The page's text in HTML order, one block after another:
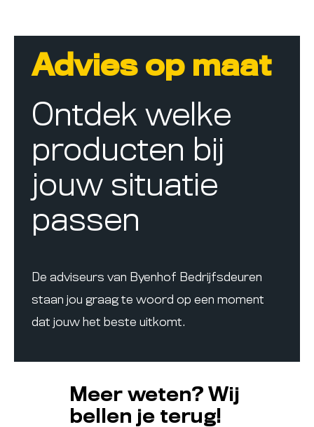
Advies op maat
Ontdek welke
producten bij
jouw situatie
passen
De adviseurs van Byenhof Bedrijfsdeuren
staan jou graag te woord op een moment
dat jouw het beste uitkomt.
Meer weten? Wij
bellen je terug!